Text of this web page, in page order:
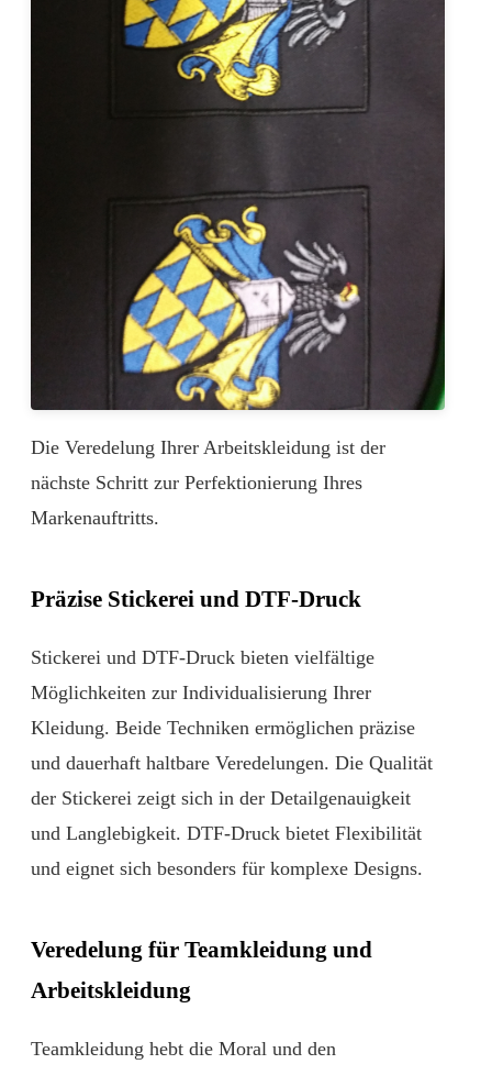
Die Veredelung Ihrer Arbeitskleidung ist der
nächste Schritt zur Perfektionierung Ihres
Markenauftritts.
Präzise Stickerei und DTF-Druck
Stickerei und DTF-Druck bieten vielfältige
Möglichkeiten zur Individualisierung Ihrer
Kleidung. Beide Techniken ermöglichen präzise
und dauerhaft haltbare Veredelungen. Die Qualität
der Stickerei zeigt sich in der Detailgenauigkeit
und Langlebigkeit. DTF-Druck bietet Flexibilität
und eignet sich besonders für komplexe Designs.
Veredelung für Teamkleidung und
Arbeitskleidung
Teamkleidung hebt die Moral und den